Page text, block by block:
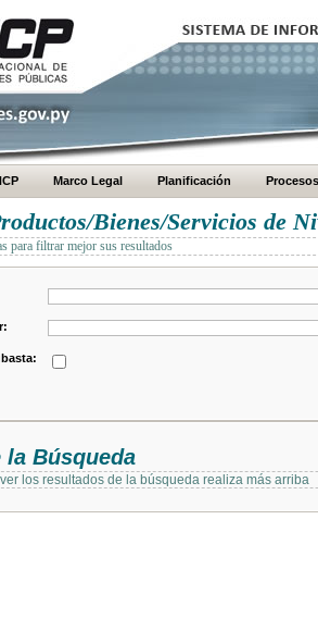
Marco Legal Planificación Procesos
Bienes/Servicios de
para filtrar mejor sus resultados
la Búsqueda
los resultados de la búsqueda realiza más arriba